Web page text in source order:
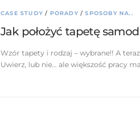
CASE STUDY / PORADY/SPOSOBY NA..
Jak położyć tapetę
Wzór tapety i rodzaj – wybrane!! A
Uwierz, lub nie… ale większość pracy